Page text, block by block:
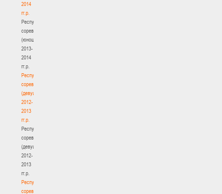
2014
гг.р.
Республиканские
соревнования
(юноши)
2013-
2014
гг.р.
Республиканские
соревнования
(девушки)
2012-
2013
гг.р.
Республиканские
соревнования
(девушки)
2012-
2013
гг.р.
Республиканские
соревнования